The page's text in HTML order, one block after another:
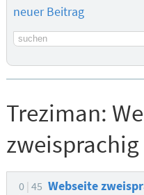
neuer Beitrag
Suchbegriff
Treziman:
0 45 Webseite